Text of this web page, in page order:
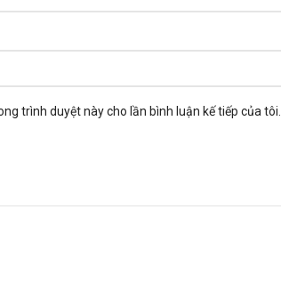
trình duyệt này cho lần bình luận kế tiếp của tôi.